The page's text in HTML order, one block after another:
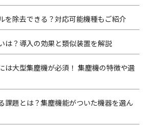
を除去できる？対応可能機種もご紹介
は？導入の効果と類似装置を解説
は大型集塵機が必須！ 集塵機の特徴や選
課題とは？集塵機能がついた機器を選ん